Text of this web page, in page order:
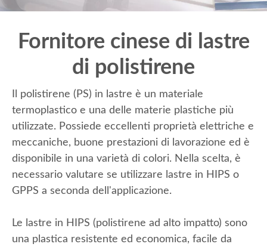
Fornitore cinese di lastre
di polistirene
Il polistirene (PS) in lastre è un materiale
termoplastico e una delle materie plastiche più
utilizzate. Possiede eccellenti proprietà elettriche e
meccaniche, buone prestazioni di lavorazione ed è
disponibile in una varietà di colori. Nella scelta, è
necessario valutare se utilizzare lastre in HIPS o
GPPS a seconda dell'applicazione.
Le lastre in HIPS (polistirene ad alto impatto) sono
una plastica resistente ed economica, facile da